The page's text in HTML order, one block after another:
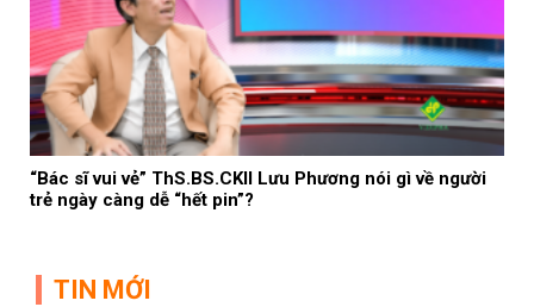
“Bác sĩ vui vẻ” ThS.BS.CKII Lưu Phương nói gì về người
trẻ ngày càng dễ “hết pin”?
TIN MỚI